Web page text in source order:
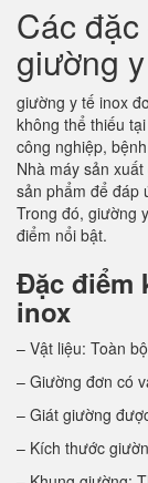
Các
giường
giường y tế inox
không thể thiếu
công nghiệp,
Nhà máy sản
sản phẩm để đáp
Trong đó, giường
điểm nổi bật.
Đặc điểm
inox
– Vật liệu: Toàn
– Giường đơn có
– Giát giường
– Kích thước